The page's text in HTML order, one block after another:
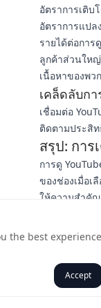
อัตราการเติบ
อัตราการแปล
รายได้ต่อการ
ลูกค้าส่วนให
เนื้อหาของพว
เคล็ดลับก
เชื่อมต่อ
ติดตามประสิ
สรุป: การ
การดู
ของช่องเมื่อเ
ให้ความสำคั
ให้คุณได้เปรี
พร้อมที่จะยก
Retention สูง
เราช่วยออ
กลับ
the best experience
Accept